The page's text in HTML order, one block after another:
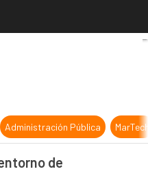
transforma su entorno
Administración Pública
de